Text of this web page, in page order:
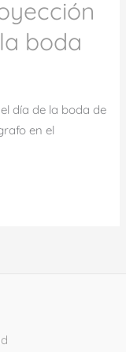
boda
día de la boda de
en el